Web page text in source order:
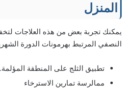
المنزل
يمكنك تجربة بعض من هذه العلاجات
النصفي المرتبط بهرمونات الدورة
تطبيق الثلج على المنطقة المؤلمة.
ممالرسة تمارين الاسترخاء